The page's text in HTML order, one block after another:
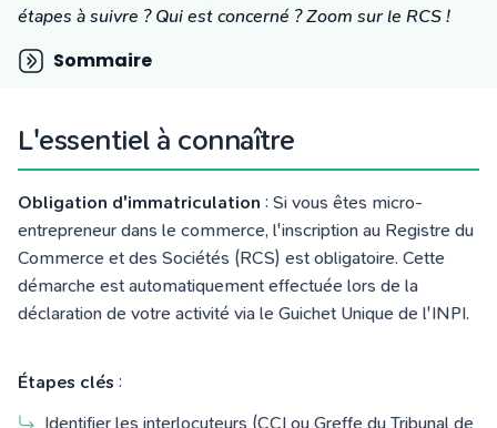
Blog
étapes à suivre ? Qui est concerné ? Zoom sur le RCS !
Sommaire
L'essentiel à connaître
Obligation d'immatriculation : Si vous êtes micro-
entrepreneur dans le commerce, l'inscription au Registre du
Commerce et des Sociétés (RCS) est obligatoire. Cette
démarche est automatiquement effectuée lors de la
déclaration de votre activité via le Guichet Unique de l'INPI.
Étapes clés :
Identifier les interlocuteurs (CCI ou Greffe du Tribunal de